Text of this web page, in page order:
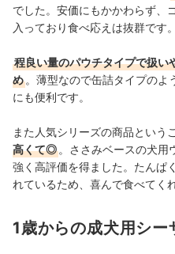
でした。安価にもかかわらず、
入っており食べ応えは抜群です。
程良い量のパウチタイプで扱い
め 。薄型なので缶詰タイプのよ
にも便利です。
また人気シリーズの商品という
高くて◎ 。ささみベースの犬用
強く高評価を得ました。たんぱ
れているため、喜んで食べてく
1歳からの成犬用シ